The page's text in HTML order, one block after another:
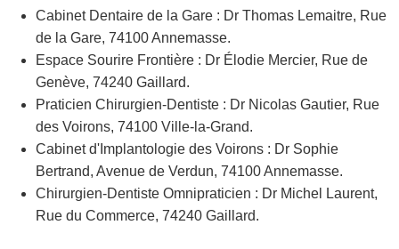
Cabinet Dentaire de la Gare : Dr Thomas Lemaitre, Rue
de la Gare, 74100 Annemasse.
Espace Sourire Frontière : Dr Élodie Mercier, Rue de
Genève, 74240 Gaillard.
Praticien Chirurgien-Dentiste : Dr Nicolas Gautier, Rue
des Voirons, 74100 Ville-la-Grand.
Cabinet d'Implantologie des Voirons : Dr Sophie
Bertrand, Avenue de Verdun, 74100 Annemasse.
Chirurgien-Dentiste Omnipraticien : Dr Michel Laurent,
Rue du Commerce, 74240 Gaillard.